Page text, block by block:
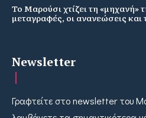
Το Μαρούσι χτίζει τη «μηχανή»
μεταγραφές, οι ανανεώσεις
Newsletter
Γραφτείτε στο newsletter του